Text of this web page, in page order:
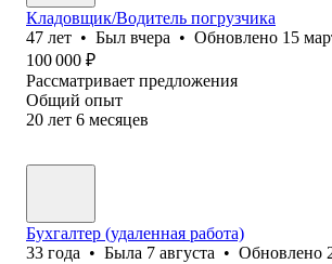
Кладовщик/Водитель погрузчика
47 лет • Был вчера • Обновлено 15
100 000 ₽
Рассматривает предложения
Общий опыт
20 лет 6 месяцев
Бухгалтер (удаленная работа)
33 года • Была 7 августа • Обновлено